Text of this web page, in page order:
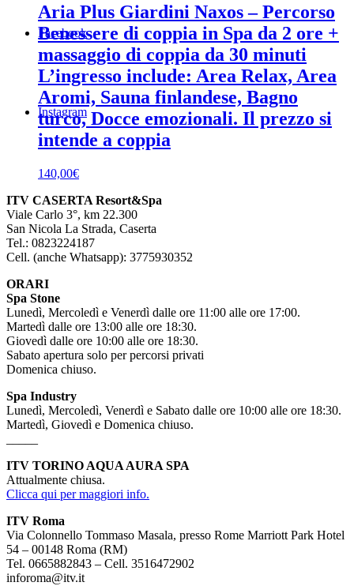
Facebook
Instagram
Aria Plus Giardini Naxos – Percorso
Benessere di coppia in Spa da 2 ore +
massaggio di coppia da 30 minuti
L’ingresso include: Area Relax, Area
Aromi, Sauna finlandese, Bagno
turco, Docce emozionali. Il prezzo si
intende a coppia
140,00€
ITV CASERTA Resort&Spa
Viale Carlo 3°, km 22.300
San Nicola La Strada, Caserta
Tel.: 0823224187
Cell. (anche Whatsapp): 3775930352
ORARI
Spa Stone
Lunedì, Mercoledì e Venerdì dalle ore 11:00 alle ore 17:00.
Martedì dalle ore 13:00 alle ore 18:30.
Giovedì dalle ore 10:00 alle ore 18:30.
Sabato apertura solo per percorsi privati
Domenica chiuso.
Spa Industry
Lunedì, Mercoledì, Venerdì e Sabato dalle ore 10:00 alle ore 18:30.
Martedì, Giovedì e Domenica chiuso.
ITV TORINO AQUA AURA SPA
Attualmente chiusa.
Clicca qui per maggiori info.
ITV Roma
Via Colonnello Tommaso Masala, presso Rome Marriott Park Hotel
54 – 00148 Roma (RM)
Tel. 0665882843 – Cell. 3516472902
inforoma@itv.it